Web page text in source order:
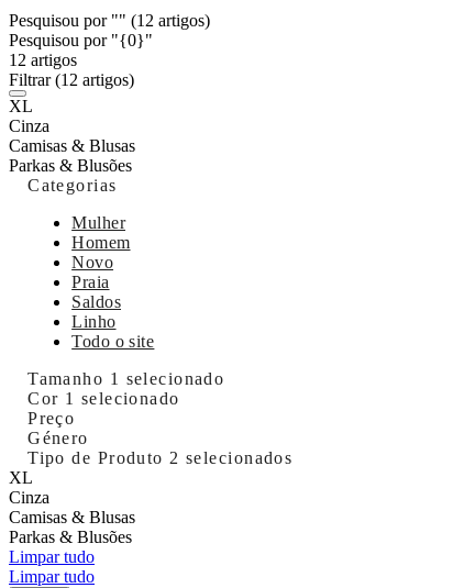
Pesquisou por "" (12 artigos)
Pesquisou por "{0}"
12 artigos
Filtrar(12 artigos)
XL
Cinza
Camisas & Blusas
Parkas & Blusões
Categorias
Mulher
Homem
Novo
Praia
Saldos
Linho
Todo o site
Tamanho 1 selecionado
Cor 1 selecionado
Preço
Género
Tipo de Produto 2 selecionados
XL
Cinza
Camisas & Blusas
Parkas & Blusões
Limpar tudo
Limpar tudo